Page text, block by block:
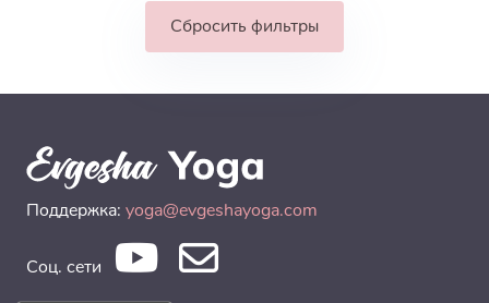
Сбросить фильтры
Поддержка: yoga@evgeshayoga.com
Соц. сети